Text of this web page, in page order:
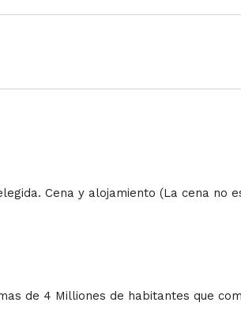
Cena y alojamiento (La cena no
de 4 Milliones de habitantes que